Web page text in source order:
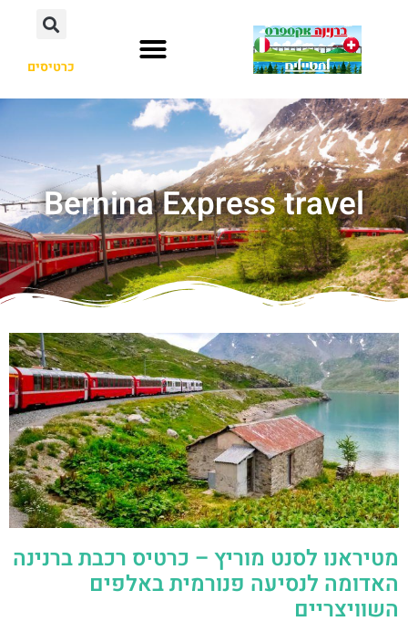
כרטיסים
Bernina Express travel
מטיראנו לסנט מוריץ – כרטיס רכבת ברנינה
האדומה לנסיעה פנורמית באלפים
השוויצריים